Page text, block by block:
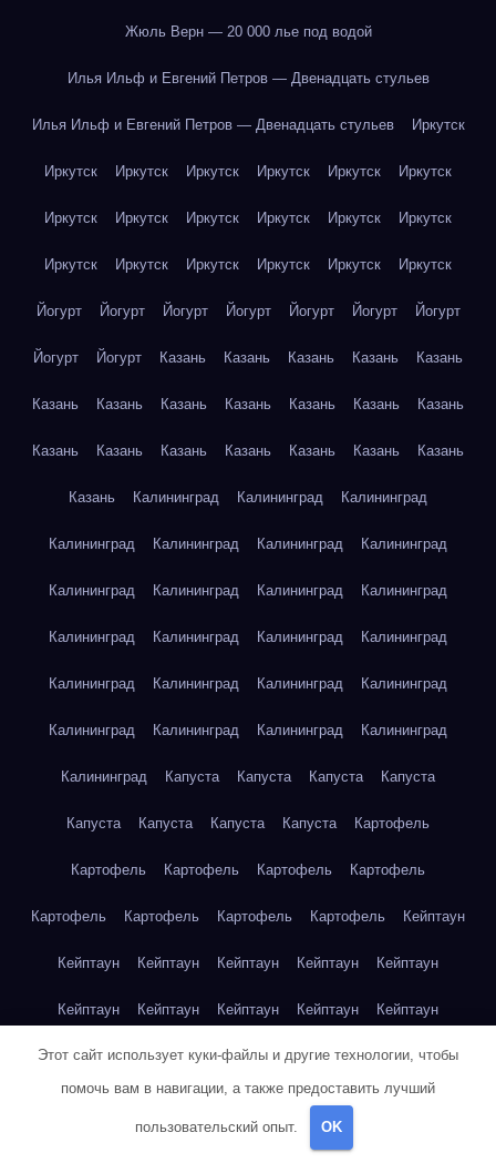
Жюль Верн — 20 000 лье под водой
Илья Ильф и Евгений Петров — Двенадцать стульев
Илья Ильф и Евгений Петров — Двенадцать стульев Иркутск
Иркутск Иркутск Иркутск Иркутск Иркутск Иркутск
Иркутск Иркутск Иркутск Иркутск Иркутск Иркутск
Иркутск Иркутск Иркутск Иркутск Иркутск Иркутск
Йогурт Йогурт Йогурт Йогурт Йогурт Йогурт Йогурт
Йогурт Йогурт Казань Казань Казань Казань Казань
Казань Казань Казань Казань Казань Казань Казань
Казань Казань Казань Казань Казань Казань Казань
Казань Калининград Калининград Калининград
Калининград Калининград Калининград Калининград
Калининград Калининград Калининград Калининград
Калининград Калининград Калининград Калининград
Калининград Калининград Калининград Калининград
Калининград Калининград Калининград Калининград
Калининград Капуста Капуста Капуста Капуста
Капуста Капуста Капуста Капуста Картофель
Картофель Картофель Картофель Картофель
Картофель Картофель Картофель Картофель Кейптаун
Кейптаун Кейптаун Кейптаун Кейптаун Кейптаун
Кейптаун Кейптаун Кейптаун Кейптаун Кейптаун
Кейптаун Кейптаун Кейптаун Кейптаун Кейптаун
Кейптаун
Клубника
Этот сайт использует куки-файлы и другие технологии, чтобы
помочь вам в навигации, а также предоставить лучший
пользовательский опыт. OK